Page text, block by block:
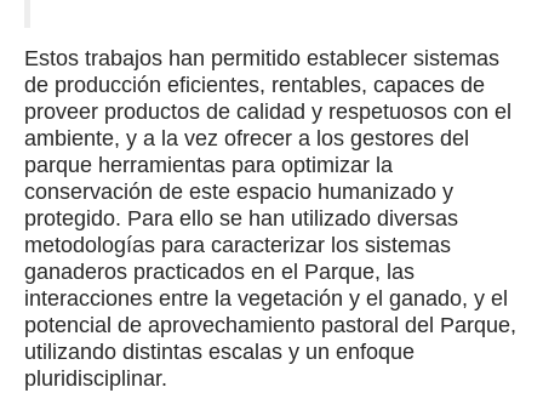
Estos trabajos han permitido establecer sistemas
de producción eficientes, rentables, capaces de
proveer productos de calidad y respetuosos con el
ambiente, y a la vez ofrecer a los gestores del
parque herramientas para optimizar la
conservación de este espacio humanizado y
protegido. Para ello se han utilizado diversas
metodologías para caracterizar los sistemas
ganaderos practicados en el Parque, las
interacciones entre la vegetación y el ganado, y el
potencial de aprovechamiento pastoral del Parque,
utilizando distintas escalas y un enfoque
pluridisciplinar.